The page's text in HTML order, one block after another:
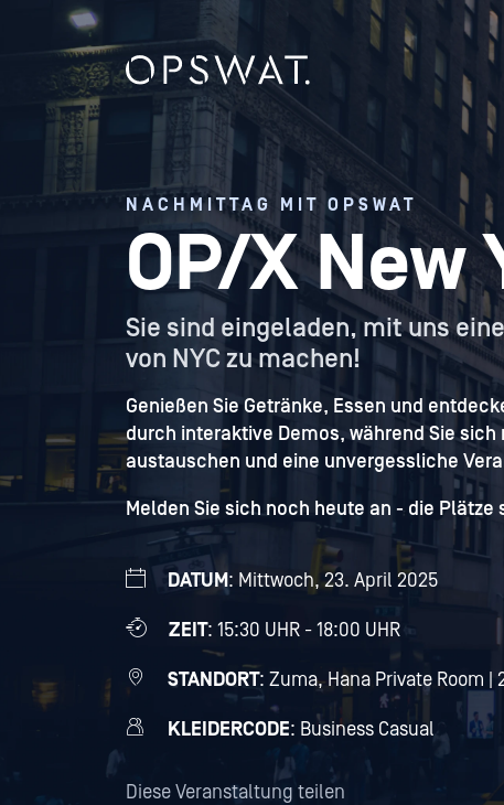
NACHMITTAG MIT OPSWAT
OP/X New
Sie sind eingeladen, mit uns
von NYC zu machen!
Genießen Sie Getränke, Essen und
durch interaktive Demos, während Sie
austauschen und eine unvergessliche
Melden Sie sich noch heute an - die Plätze
DATUM: Mittwoch, 23. April 2025
ZEIT: 15:30 UHR - 18:00 UHR
STANDORT: Zuma, Hana Private Room |
KLEIDERCODE: Business Casual
Diese Veranstaltung teilen